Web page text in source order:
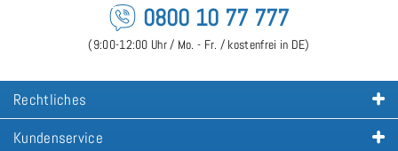
0800 10 77 777
(9:00-12:00 Uhr / Mo. - Fr. / kostenfrei in DE)
Rechtliches
Kundenservice